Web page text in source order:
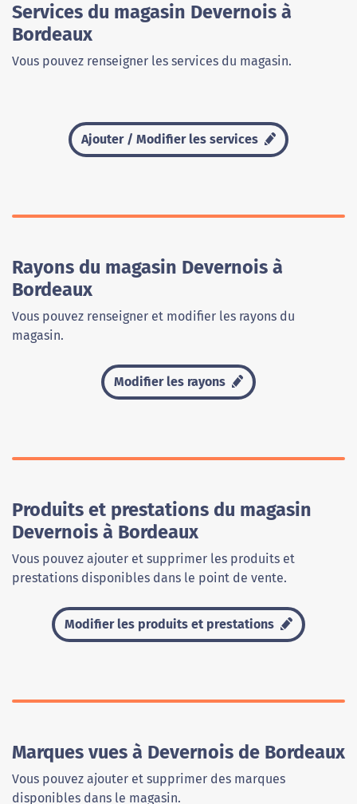
Services du magasin Devernois à
Bordeaux
Vous pouvez renseigner les services du magasin.
Ajouter / Modifier les services
Rayons du magasin Devernois à
Bordeaux
Vous pouvez renseigner et modifier les rayons du
magasin.
Modifier les rayons
Produits et prestations du magasin
Devernois à Bordeaux
Vous pouvez ajouter et supprimer les produits et
prestations disponibles dans le point de vente.
Modifier les produits et prestations
Marques vues à Devernois de Bordeaux
Vous pouvez ajouter et supprimer des marques
disponibles dans le magasin.